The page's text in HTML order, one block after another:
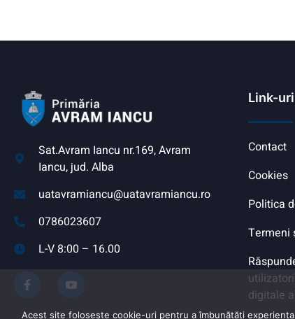
Sat.Avram Iancu nr.169, Avram
Iancu, jud. Alba
uatavramiancu@uatavramiancu.ro
0786023607
L-V 8:00 – 16.00
Link-
Contact
Cookies
Politica
Termeni
digitale
Acest site folosește cookie-uri pentru a îmbunătăți